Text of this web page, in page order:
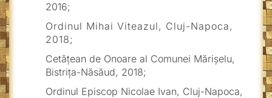
2016;
Ordinul Mihai Viteazul, Cluj-Napoca,
2018;
Cetățean de Onoare al Comunei Mărișelu,
Bistrița-Năsăud, 2018;
Ordinul Episcop Nicolae Ivan, Cluj-Napoca,